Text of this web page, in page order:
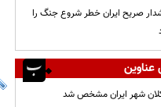
صریح ایران خطر شروع جنگ را
شهر ایران مشخص شد